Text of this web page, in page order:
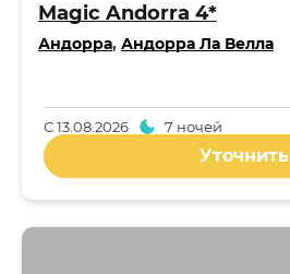
Magic Andorra 4*
Андорра, Андорра Ла Велла
С13.08.2026 7 ночей
Уточнить